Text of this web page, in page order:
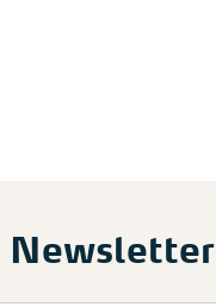
Newsletter